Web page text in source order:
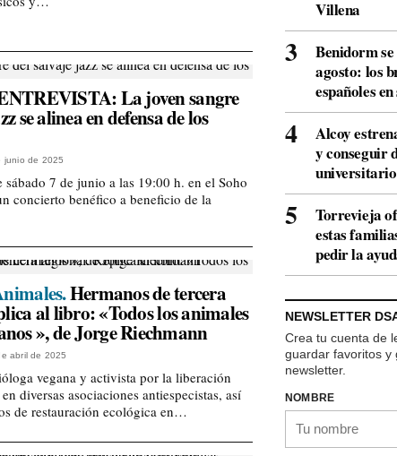
La joven sangre
se alinea en defensa de los
junio de 2025
sábado 7 de junio a las 19:00 h. en el Soho
concierto benéfico a beneficio de la
Hermanos de tercera
al libro: «Todos los animales
», de Jorge Riechmann
abril de 2025
vegana y activista por la liberación
diversas asociaciones antiespecistas, así
de restauración ecológica en…
Villena
Benidorm
agosto: los
españoles
Alcoy
y conseguir
universitario
Torrevieja
estas
pedir la
NEWSLETTER
Crea tu cuenta de
guardar favoritos y
newsletter.
NOMBRE